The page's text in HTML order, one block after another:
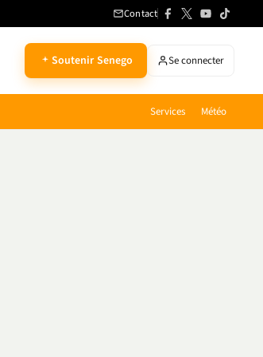
Contact
Soutenir Senego Se connecter
Services Météo